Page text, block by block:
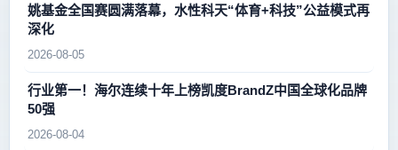
姚基金全国赛圆满落幕，水性科天“体育+科技”公益模式再
深化
2026-08-05
行业第一！海尔连续十年上榜凯度BrandZ中国全球化品牌
50强
2026-08-04